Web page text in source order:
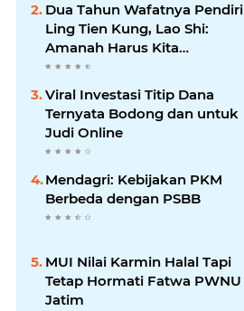
Dua Tahun Wafatnya Pendiri
Ling Tien Kung, Lao Shi:
Amanah Harus Kita
Laksanakan!
Viral Investasi Titip Dana
Ternyata Bodong dan untuk
Judi Online
Mendagri: Kebijakan PKM
Berbeda dengan PSBB
MUI Nilai Karmin Halal Tapi
Tetap Hormati Fatwa PWNU
Jatim